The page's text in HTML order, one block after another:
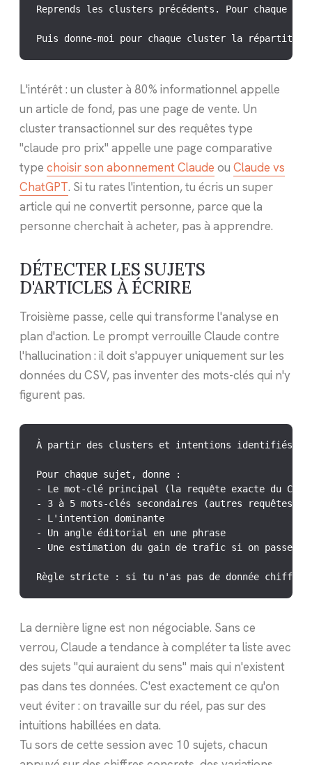
Reprends les clusters précédents. Pour chaque
Puis donne-moi pour chaque cluster la
L'intérêt : un cluster à 80% informationnel appelle
un article de fond, pas une page de vente. Un
cluster transactionnel sur des requêtes type
"claude pro prix" appelle une page comparative
type choisir son abonnement Claude ou Claude vs
ChatGPT. Si tu rates l'intention, tu écris un super
article qui ne convertit personne, parce que la
personne cherchait à acheter, pas à apprendre.
DÉTECTER LES SUJETS
D'ARTICLES À ÉCRIRE
Troisième passe, celle qui transforme l'analyse en
plan d'action. Le prompt verrouille Claude contre
l'hallucination : il doit s'appuyer uniquement sur les
données du CSV, pas inventer des mots-clés qui n'y
figurent pas.
À partir des clusters et intentions identifiés,
Pour chaque sujet, donne :
- Le mot-clé principal (la requête exacte du
- 3 à 5 mots-clés secondaires (autres requêtes
- L'intention dominante
- Un angle éditorial en une phrase
- Une estimation du gain de trafic si on passe
Règle stricte : si tu n'as pas de donnée chiffrée
La dernière ligne est non négociable. Sans ce
verrou, Claude a tendance à compléter ta liste avec
des sujets "qui auraient du sens" mais qui n'existent
pas dans tes données. C'est exactement ce qu'on
veut éviter : on travaille sur du réel, pas sur des
intuitions habillées en data.
Tu sors de cette session avec 10 sujets, chacun